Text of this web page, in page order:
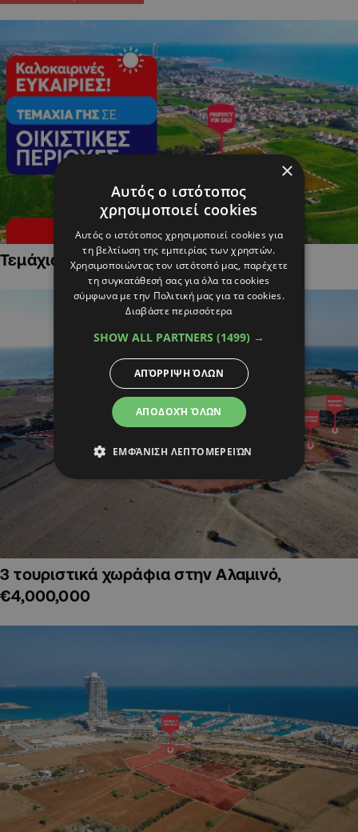
Τεμάχια Γης σε Οικιστικές Περιοχές
3 τουριστικά χωράφια στην Αλαμινό,
€4,000,000
×
Αυτός ο ιστότοπος
χρησιμοποιεί cookies
Αυτός ο ιστότοπος χρησιμοποιεί cookies για
τη βελτίωση της εμπειρίας των χρηστών.
Χρησιμοποιώντας τον ιστότοπό μας, παρέχετε
τη συγκατάθεσή σας για όλα τα cookies
σύμφωνα με την Πολιτική μας για τα cookies.
Διαβάστε περισσότερα
SHOW ALL PARTNERS (1499) →
ΑΠΟΔΟΧΉ ΌΛΩΝ
ΑΠΌΡΡΙΨΗ ΌΛΩΝ
ΕΜΦΆΝΙΣΗ ΛΕΠΤΟΜΕΡΕΙΏΝ